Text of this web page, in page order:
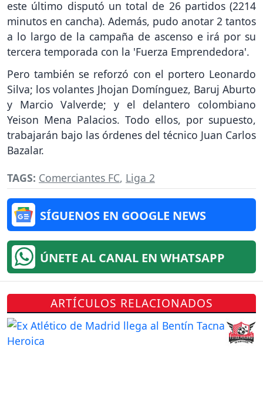
este último disputó un total de 26 partidos (2214
minutos en cancha). Además, pudo anotar 2 tantos
a lo largo de la campaña de ascenso e irá por su
tercera temporada con la 'Fuerza Emprendedora'.
Pero también se reforzó con el portero Leonardo
Silva; los volantes Jhojan Domínguez, Baruj Aburto
y Marcio Valverde; y el delantero colombiano
Yeison Mena Palacios. Todo ellos, por supuesto,
trabajarán bajo las órdenes del técnico Juan Carlos
Bazalar.
TAGS: Comerciantes FC, Liga 2
SÍGUENOS EN GOOGLE NEWS
ÚNETE AL CANAL EN WHATSAPP
ARTÍCULOS RELACIONADOS